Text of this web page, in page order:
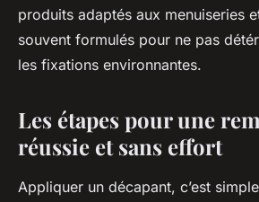
produits adaptés aux menuiseries
souvent formulés pour ne pas
les fixations environnantes.
Les étapes pour une
réussie et sans effort
Appliquer un décapant, c’est